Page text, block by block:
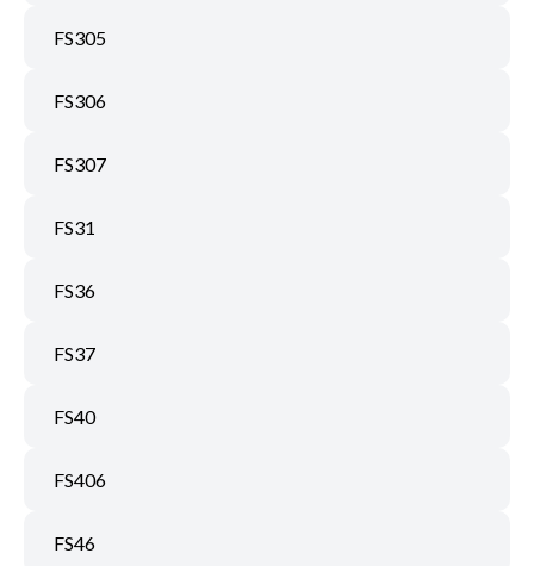
FS305
FS306
FS307
FS31
FS36
FS37
FS40
FS406
FS46